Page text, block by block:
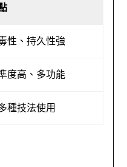
性、持久性強
度高、多功能
種技法使用